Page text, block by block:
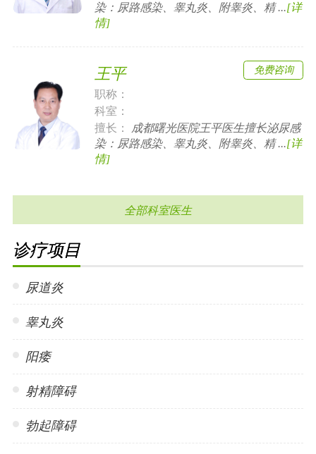
染：尿路感染、睾丸炎、附睾炎、精 ...[详
情]
王平
职称：
科室：
擅长：
成都曙光医院王平医生擅长泌尿感
染：尿路感染、睾丸炎、附睾炎、精 ...[详
情]
免费咨询
全部科室医生
诊疗项目
尿道炎
睾丸炎
阳痿
射精障碍
勃起障碍